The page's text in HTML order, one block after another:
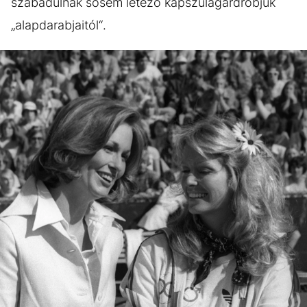
„alapdarabjaitól“.